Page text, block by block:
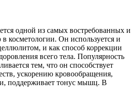
одной из самых востребованных и
косметологии. Он используется и
и как способ коррекции
всего тела. Популярность
тем, что он способствует
ускорению кровообращения,
поддерживает тонус мышц. В